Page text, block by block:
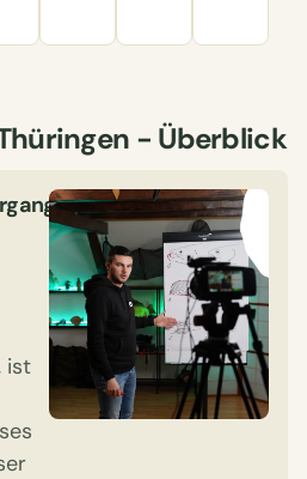
- Überblick
ist